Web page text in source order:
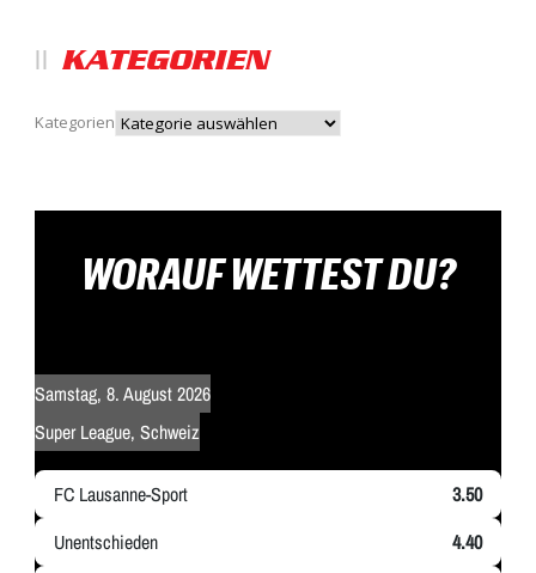
KATEGORIEN
Kategorien